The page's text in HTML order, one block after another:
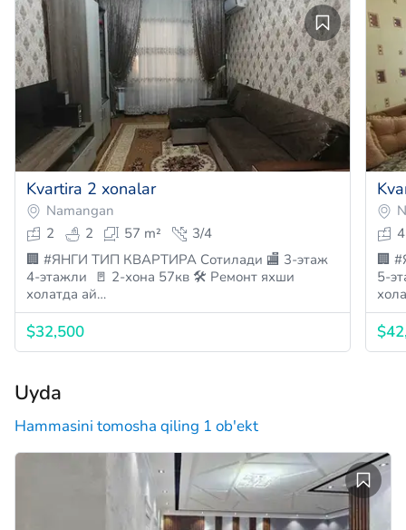
Kvartira 2 xonalar
Namangan
2
2 57 m²
3/4
🏢 #ЯНГИ ТИП КВАРТИРА Сотилади 🏬 3-этаж
4-этажли 🚪 2-хона 57кв 🛠 Ремонт яхши
холатда ай…
$32,500
4
🏢
5-
Uyda
Hammasini tomosha qiling 1 ob'ekt